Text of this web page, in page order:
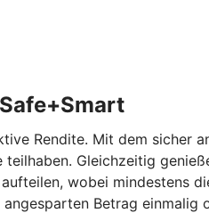
Rendite. Mit dem sicher
Gleichzeitig
wobei mindestens
Betrag einmalig